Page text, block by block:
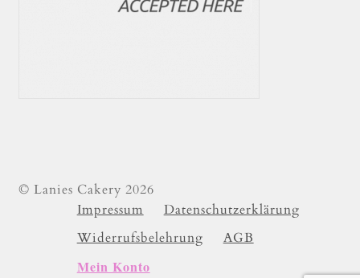
© Lanies Cakery 2026
Impressum
Datenschutzerklärung
Widerrufsbelehrung
AGB
Mein Konto